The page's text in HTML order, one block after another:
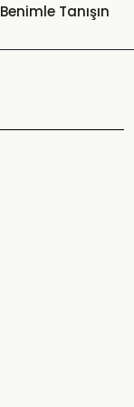
Benimle Tanışın